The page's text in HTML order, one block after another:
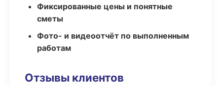
Фиксированные цены и понятные
сметы
Фото- и видеоотчёт по выполненным
работам
Отзывы клиентов